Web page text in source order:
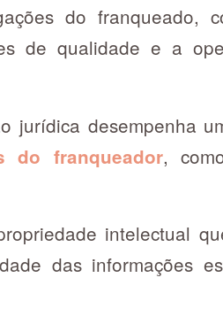
do franqueado,
de qualidade e a
jurídica desempenha
do franqueador,
intelectual
das informações